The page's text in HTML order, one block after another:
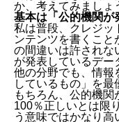
か、考えてみましょ
基本は「公的機関が
私は普段、クレジッ
ンテンツを書くこ
の間違いは許されな
が発表しているデー
他の分野でも、情報
しているもの」を最
もちろん、公的機関
100％正しいとは限
う意味ではかなり高